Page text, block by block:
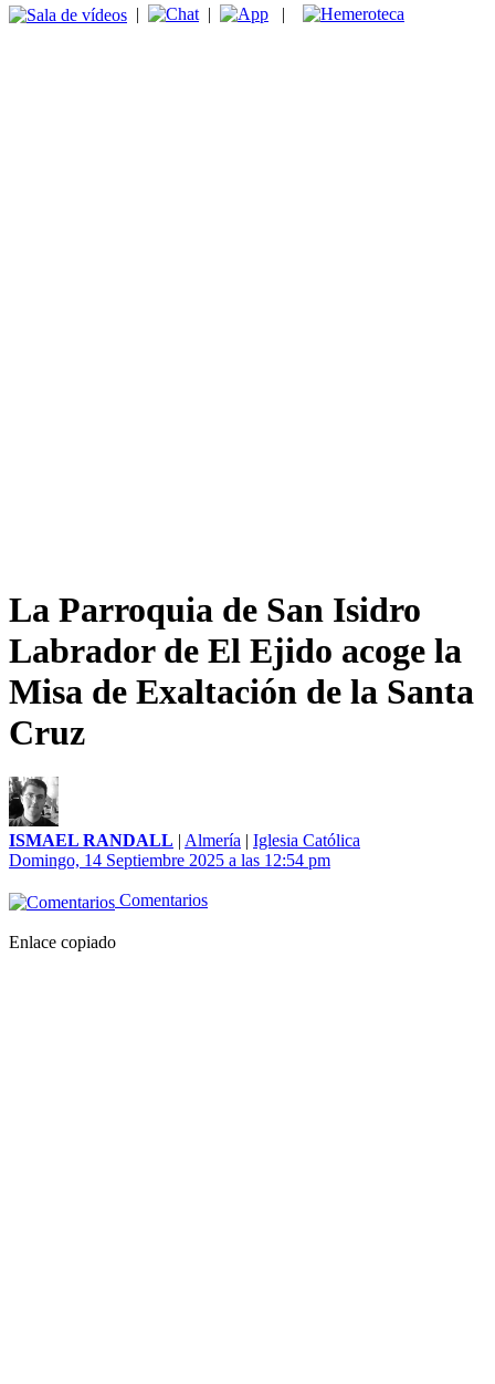
| | |
La Parroquia de San Isidro
Labrador de El Ejido acoge la
Misa de Exaltación de la Santa
Cruz
ISMAEL RANDALL | Almería | Iglesia Católica
Domingo, 14 Septiembre 2025 a las 12:54 pm
Comentarios
Enlace copiado